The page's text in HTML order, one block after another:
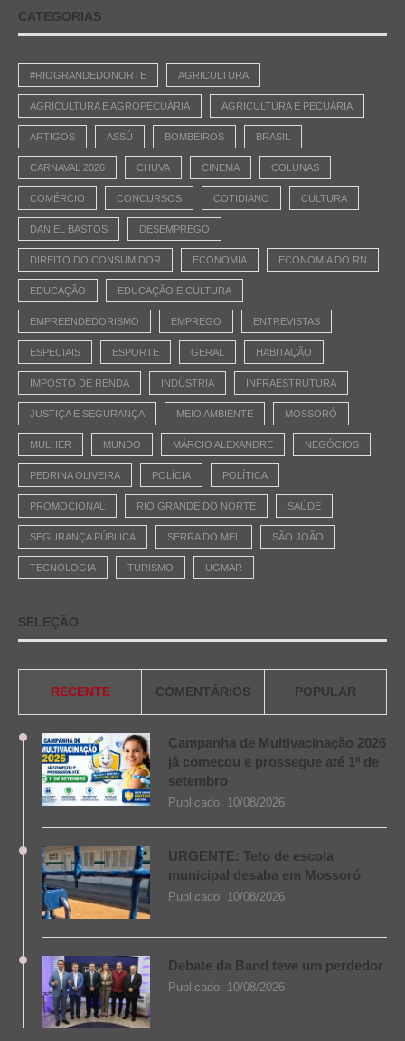
CATEGORIAS
#RIOGRANDEDONORTE AGRICULTURA
AGRICULTURA E AGROPECUÁRIA AGRICULTURA E PECUÁRIA
ARTIGOS ASSÚ BOMBEIROS BRASIL
CARNAVAL 2026 CHUVA CINEMA COLUNAS
COMÉRCIO CONCURSOS COTIDIANO CULTURA
DANIEL BASTOS DESEMPREGO
DIREITO DO CONSUMIDOR ECONOMIA ECONOMIA DO RN
EDUCAÇÃO EDUCAÇÃO E CULTURA
EMPREENDEDORISMO EMPREGO ENTREVISTAS
ESPECIAIS ESPORTE GERAL HABITAÇÃO
IMPOSTO DE RENDA INDÚSTRIA INFRAESTRUTURA
JUSTIÇA E SEGURANÇA MEIO AMBIENTE MOSSORÓ
MULHER MUNDO MÁRCIO ALEXANDRE NEGÓCIOS
PEDRINA OLIVEIRA POLÍCIA POLÍTICA
PROMOCIONAL RIO GRANDE DO NORTE SAÚDE
SEGURANÇA PÚBLICA SERRA DO MEL SÃO JOÃO
TECNOLOGIA TURISMO UGMAR
SELEÇÃO
RECENTE COMENTÁRIOS POPULAR
Campanha de Multivacinação 2026
já começou e prossegue até 1º de
setembro
Publicado: 10/08/2026
URGENTE: Teto de escola
municipal desaba em Mossoró
Publicado: 10/08/2026
Debate da Band teve um perdedor
Publicado: 10/08/2026